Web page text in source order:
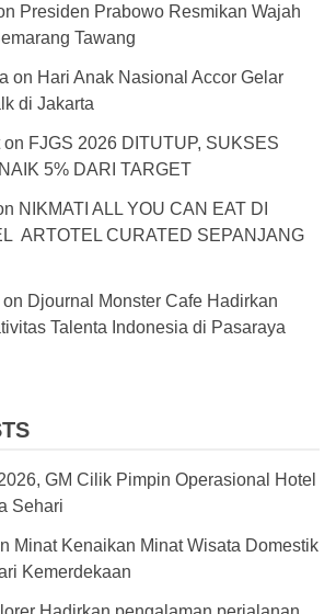
Presiden Prabowo Resmikan Wajah
Tawang
on Hari Anak Nasional Accor Gelar
di Jakarta
on FJGS 2026 DITUTUP, SUKSES
5% DARI TARGET
NIKMATI ALL YOU CAN EAT DI
ARTOTEL CURATED SEPANJANG
on Djournal Monster Cafe Hadirkan
Talenta Indonesia di Pasaraya
GM Cilik Pimpin Operasional Hotel
Sehari
Minat Kenaikan Minat Wisata Domestik
Kemerdekaan